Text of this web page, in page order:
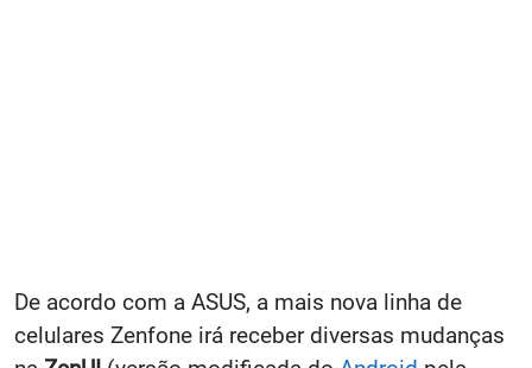
De acordo com a ASUS, a mais nova linha de
celulares Zenfone irá receber diversas mudanças